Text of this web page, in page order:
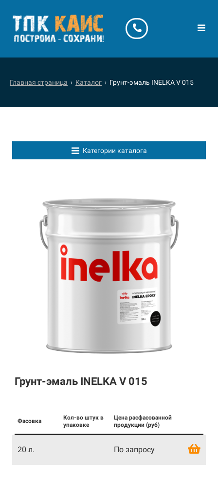
Главная страница › Каталог › Грунт-эмаль INELKA V 015
Категории каталога
Грунт-эмаль INELKA V 015
Фасовка
Кол-во штук в
упаковке
Цена расфасованной
продукции (руб)
20 л. По запросу